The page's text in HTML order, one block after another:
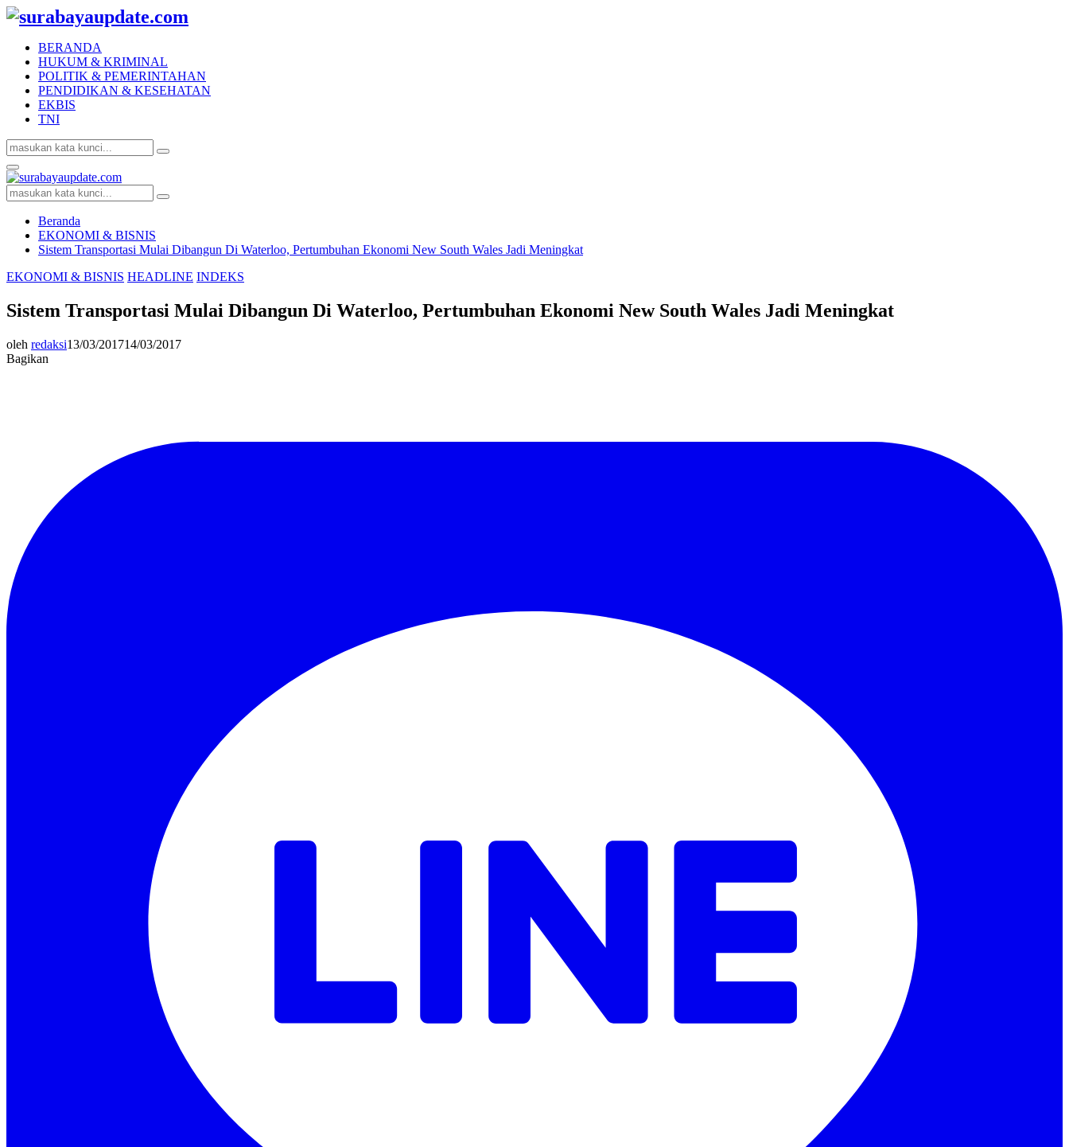
BERANDA
HUKUM & KRIMINAL
POLITIK & PEMERINTAHAN
PENDIDIKAN & KESEHATAN
EKBIS
TNI
Search
for:
Search
Facebook
Twitter
Youtube
Primary
Menu
Search
for:
Search
Beranda
EKONOMI & BISNIS
Sistem Transportasi Mulai Dibangun Di Waterloo, Pertumbuhan Ekonomi New South Wales Jadi Meningkat
EKONOMI & BISNIS HEADLINE INDEKS
Sistem Transportasi Mulai Dibangun Di Waterloo, Pertumbuhan Ekonomi New South Wales Jadi Meningkat
oleh redaksi13/03/201714/03/2017
Bagikan